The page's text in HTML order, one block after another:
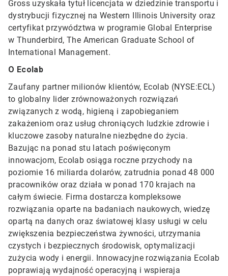
Gross uzyskała tytuł licencjata w dziedzinie transportu i
dystrybucji fizycznej na Western Illinois University oraz
certyfikat przywództwa w programie Global Enterprise
w Thunderbird, The American Graduate School of
International Management.
O Ecolab
Zaufany partner milionów klientów, Ecolab (NYSE:ECL)
to globalny lider zrównoważonych rozwiązań
związanych z wodą, higieną i zapobieganiem
zakażeniom oraz usług chroniących ludzkie zdrowie i
kluczowe zasoby naturalne niezbędne do życia.
Bazując na ponad stu latach poświęconym
innowacjom, Ecolab osiąga roczne przychody na
poziomie 16 miliarda dolarów, zatrudnia ponad 48 000
pracowników oraz działa w ponad 170 krajach na
całym świecie. Firma dostarcza kompleksowe
rozwiązania oparte na badaniach naukowych, wiedzę
opartą na danych oraz światowej klasy usługi w celu
zwiększenia bezpieczeństwa żywności, utrzymania
czystych i bezpiecznych środowisk, optymalizacji
zużycia wody i energii. Innowacyjne rozwiązania Ecolab
poprawiają wydajność operacyjną i wspieraja